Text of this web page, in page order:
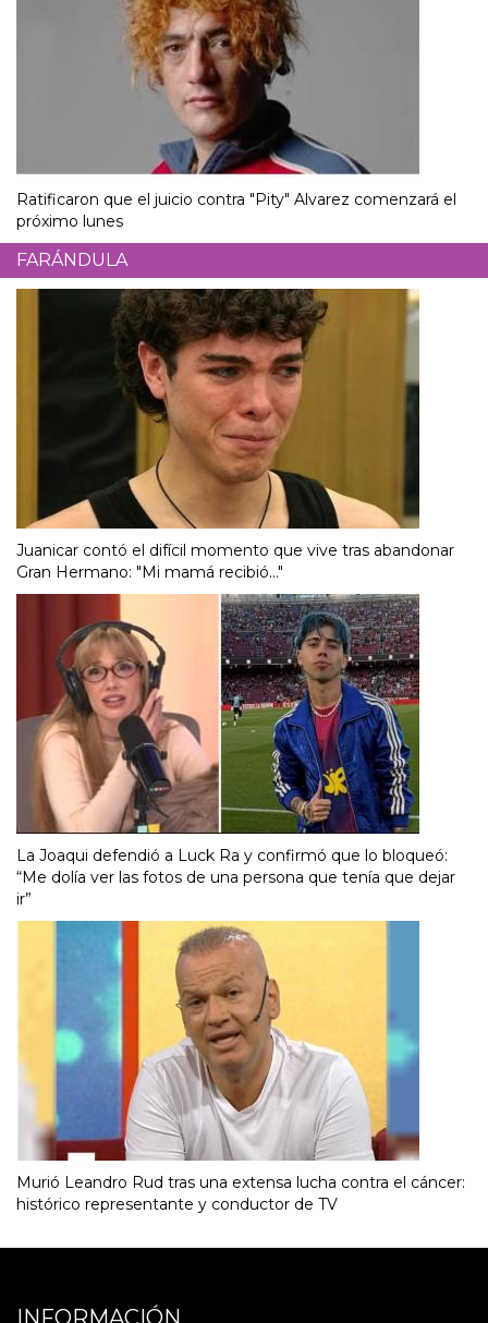
Ratificaron que el juicio contra "Pity" Alvarez comenzará el
próximo lunes
FARÁNDULA
Juanicar contó el difícil momento que vive tras abandonar
Gran Hermano: "Mi mamá recibió..."
La Joaqui defendió a Luck Ra y confirmó que lo bloqueó:
“Me dolía ver las fotos de una persona que tenía que dejar
ir”
Murió Leandro Rud tras una extensa lucha contra el cáncer:
histórico representante y conductor de TV
INFORMACIÓN